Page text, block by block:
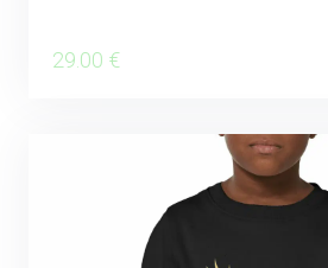
29 .00 €